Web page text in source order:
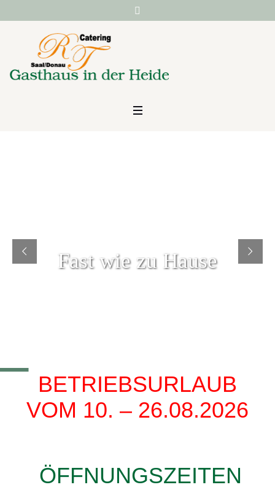
Fast wie zu Hause
BETRIEBSURLAUB
VOM 10. – 26.08.2026
ÖFFNUNGSZEITEN